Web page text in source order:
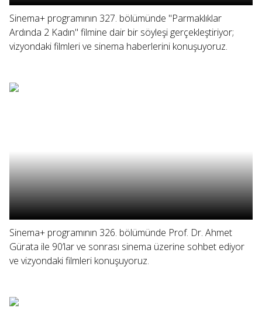
Sinema+ programının 327. bölümünde "Parmaklıklar
Ardında 2 Kadın" filmine dair bir söyleşi gerçekleştiriyor;
vizyondaki filmleri ve sinema haberlerini konuşuyoruz.
Sinema+ programının 326. bölümünde Prof. Dr. Ahmet
Gürata ile 90’lar ve sonrası sinema üzerine sohbet ediyor
ve vizyondaki filmleri konuşuyoruz.